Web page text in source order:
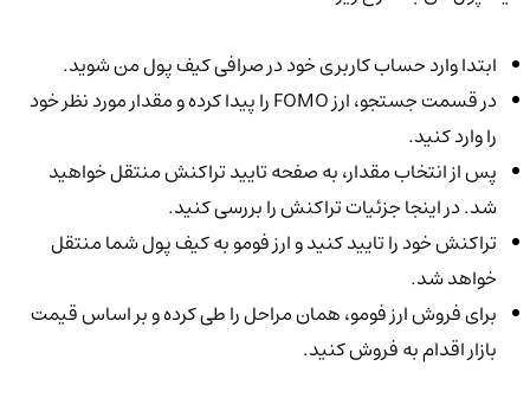
ابتدا وارد حساب کاربری خود در صرافی کیف پول من شوید.
در قسمت جستجو، ارز FOMO را پیدا کرده و مقدار مورد نظر خود
را وارد کنید.
پس از انتخاب مقدار، به صفحه تایید تراکنش منتقل خواهید
شد. در اینجا جزئیات تراکنش را بررسی کنید.
تراکنش خود را تایید کنید و ارز فومو به کیف پول شما منتقل
خواهد شد.
برای فروش ارز فومو، همان مراحل را طی کرده و بر اساس قیمت
بازار اقدام به فروش کنید.